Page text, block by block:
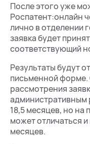
После этого уже
Роспатент:онлайн
лично в отделении
заявка будет
соответствующий
Результаты будут
письменной
рассмотрения
административным
18,5 месяцев, но на
может отличаться
месяцев.